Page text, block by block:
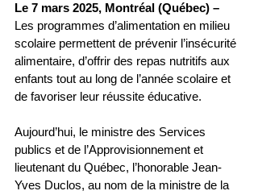
Le 7 mars 2025, Montréal (Québec) –
Les programmes d’alimentation en milieu
scolaire permettent de prévenir l’insécurité
alimentaire, d’offrir des repas nutritifs aux
enfants tout au long de l’année scolaire et
de favoriser leur réussite éducative.
Aujourd’hui, le ministre des Services
publics et de l’Approvisionnement et
lieutenant du Québec, l’honorable Jean-
Yves Duclos, au nom de la ministre de la